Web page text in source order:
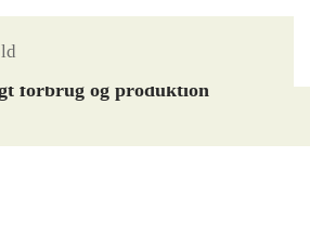
forbrug og produktion